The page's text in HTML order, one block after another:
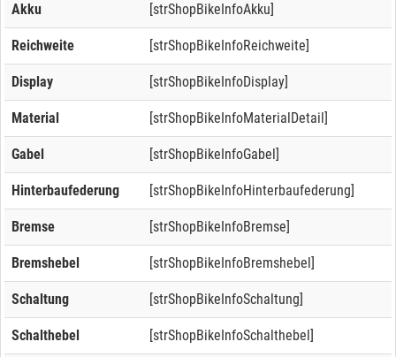
Akku [strShopBikeInfoAkku]
Reichweite [strShopBikeInfoReichweite]
Display [strShopBikeInfoDisplay]
Material [strShopBikeInfoMaterialDetail]
Gabel [strShopBikeInfoGabel]
Hinterbaufederung [strShopBikeInfoHinterbaufederung]
Bremse [strShopBikeInfoBremse]
Bremshebel [strShopBikeInfoBremshebel]
Schaltung [strShopBikeInfoSchaltung]
Schalthebel [strShopBikeInfoSchalthebel]